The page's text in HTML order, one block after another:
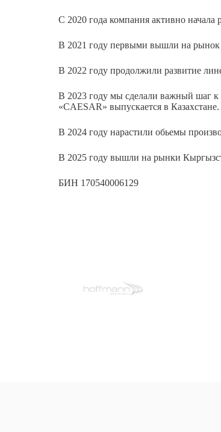
С 2020 года компания активно
В 2021 году первыми вышли на рынок
В 2022 году продолжили развитие
В 2023 году мы сделали важный шаг к
«CAESAR» выпускается в Казахстане.
В 2024 году нарастили обьемы
В 2025 году вышли на рынки
БИН 170540006129